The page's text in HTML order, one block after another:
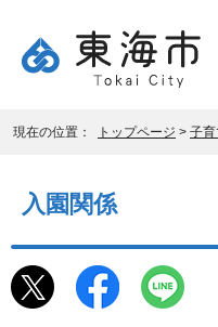
現在の位置： トップページ > 子
入園関係